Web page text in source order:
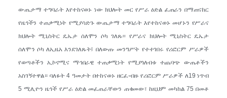
ውጤታማ ተግባራት እየተከናወኑ ነው ክህሎት መር የሥራ ዕድል ፈጠራን በማጠናከር
የዜጎችን ተጠቃሚነት የሚያሳድጉ ውጤታማ ተግባራት እየተከናወኑ መሆኑን የሥራና
ክህሎት ሚኒስትር ዴኤታ ሰለሞን ሶካ ገለጹ፡፡ የሥራና ክህሎት ሚኒስትር ዴኤታ
ሰለሞን ሶካ ለኢዜአ እንደገለጹት፤ በለውጡ መንግሥት የተተገበሩ የሪፎርም ሥራዎች
የወጣቶችን ኢኮኖሚና ማኅበራዊ ተጠቃሚነት የሚያጎለብቱ ተጨባጭ ውጤቶችን
አስገኝተዋል። ባለፉት 4 ዓመታት በተከናወኑ ዘርፈ-ብዙ የሪፎርም ሥራዎች ለ19 ነጥብ
5 ሚሊዮን ዜጎች የሥራ ዕድል መፈጠራቸውን ጠቁመው፣ ከዚህም መካከል 75 በመቶ